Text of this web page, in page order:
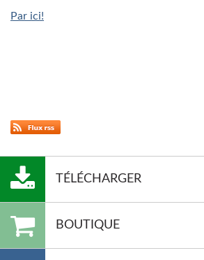
Par ici!
TÉLÉCHARGER
BOUTIQUE